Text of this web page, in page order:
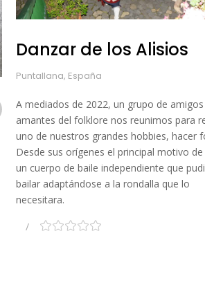
Danzar de los Alisios
Puntallana, España
A mediados de 2022, un grupo de amigos
amantes del folklore nos reunimos para
uno de nuestros grandes hobbies, hacer
Desde sus orígenes el principal motivo
un cuerpo de baile independiente que
bailar adaptándose a la rondalla que lo
necesitara.